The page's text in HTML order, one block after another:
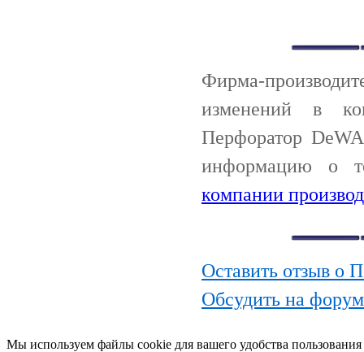
Фирма-
изменений в
Перфоратор
информацию о
компании
Оставить отзыв о
Обсудить на
Мы используем файлы cookie для вашего удобства